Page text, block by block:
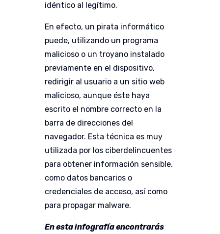
idéntico al legítimo.
En efecto, un pirata informático
puede, utilizando un programa
malicioso o un troyano instalado
previamente en el dispositivo,
redirigir al usuario a un sitio web
malicioso, aunque éste haya
escrito el nombre correcto en la
barra de direcciones del
navegador. Esta técnica es muy
utilizada por los ciberdelincuentes
para obtener información sensible,
como datos bancarios o
credenciales de acceso, así como
para propagar malware.
En esta infografía encontrarás